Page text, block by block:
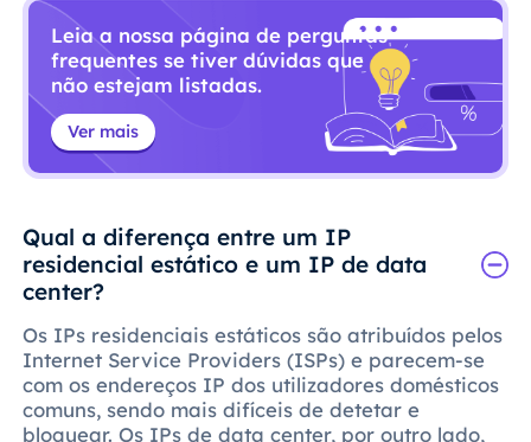
Leia a nossa página de perguntas
frequentes se tiver dúvidas que
não estejam listadas.
Ver mais
Qual a diferença entre um IP
residencial estático e um IP de data
center?
Os IPs residenciais estáticos são atribuídos pelos
Internet Service Providers (ISPs) e parecem-se
com os endereços IP dos utilizadores domésticos
comuns, sendo mais difíceis de detetar e
bloquear. Os IPs de data center, por outro lado,